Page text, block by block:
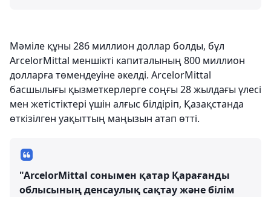
Мәміле құны 286 миллион доллар болды, бұл
ArcelorMittal меншікті капиталының 800 миллион
долларға төмендеуіне әкелді. ArcelorMittal
басшылығы қызметкерлерге соңғы 28 жылдағы үлесі
мен жетістіктері үшін алғыс білдіріп, Қазақстанда
өткізілген уақыттың маңызын атап өтті.
"ArcelorMittal сонымен қатар Қарағанды
облысының денсаулық сақтау және білім